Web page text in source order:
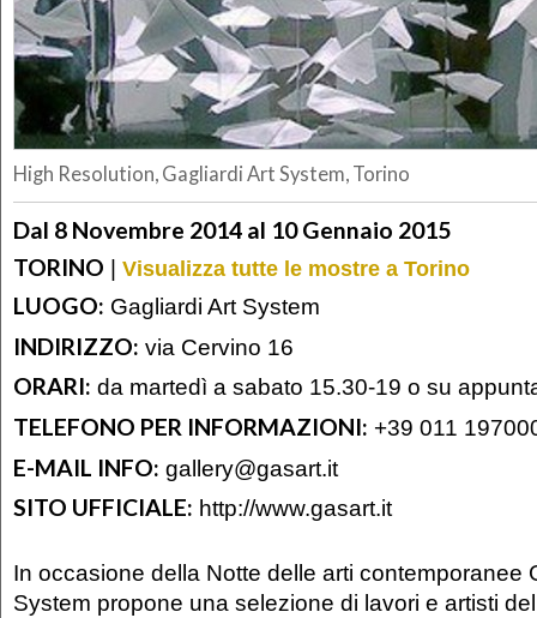
High Resolution, Gagliardi Art System, Torino
Dal 8 Novembre 2014 al 10 Gennaio 2015
TORINO | Visualizza tutte le mostre a Torino
LUOGO: Gagliardi Art System
INDIRIZZO: via Cervino 16
ORARI: da martedì a sabato 15.30-19 o su
TELEFONO PER INFORMAZIONI: +39 011
E-MAIL INFO: gallery@gasart.it
SITO UFFICIALE: http://www.gasart.it
In occasione della Notte delle arti contemporanee
System propone una selezione di lavori e artisti